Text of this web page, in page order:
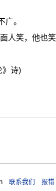
广。
人笑，他也笑
》诗)
联系我们 报